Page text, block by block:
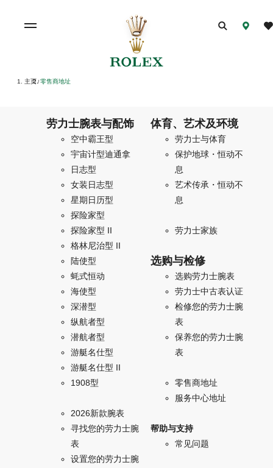
主页/ 零售商地址
劳力士腕表与配饰
空中霸王型
宇宙计型迪通拿
日志型
女装日志型
星期日历型
探险家型
探险家型 II
格林尼治型 II
陆使型
蚝式恒动
海使型
深潜型
纵航者型
潜航者型
游艇名仕型
游艇名仕型 II
1908型
2026新款腕表
寻找您的劳力士腕
表
设置您的劳力士腕
体育、艺术及环境
劳力士与体育
保护地球・恒动不
息
艺术传承・恒动不
息
劳力士家族
选购与检修
选购劳力士腕表
劳力士中古表认证
检修您的劳力士腕
表
保养您的劳力士腕
表
零售商地址
服务中心地址
帮助与支持
常见问题